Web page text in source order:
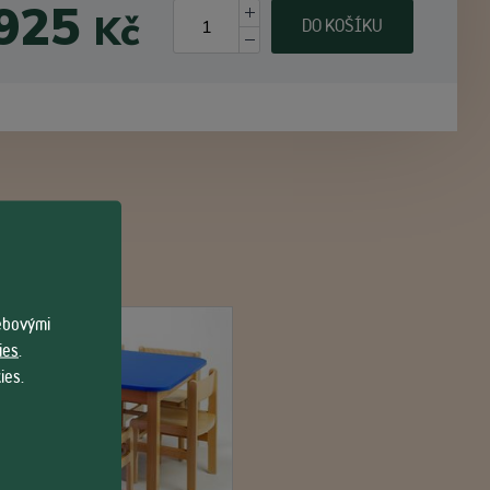
DO KOŠÍKU
Kč